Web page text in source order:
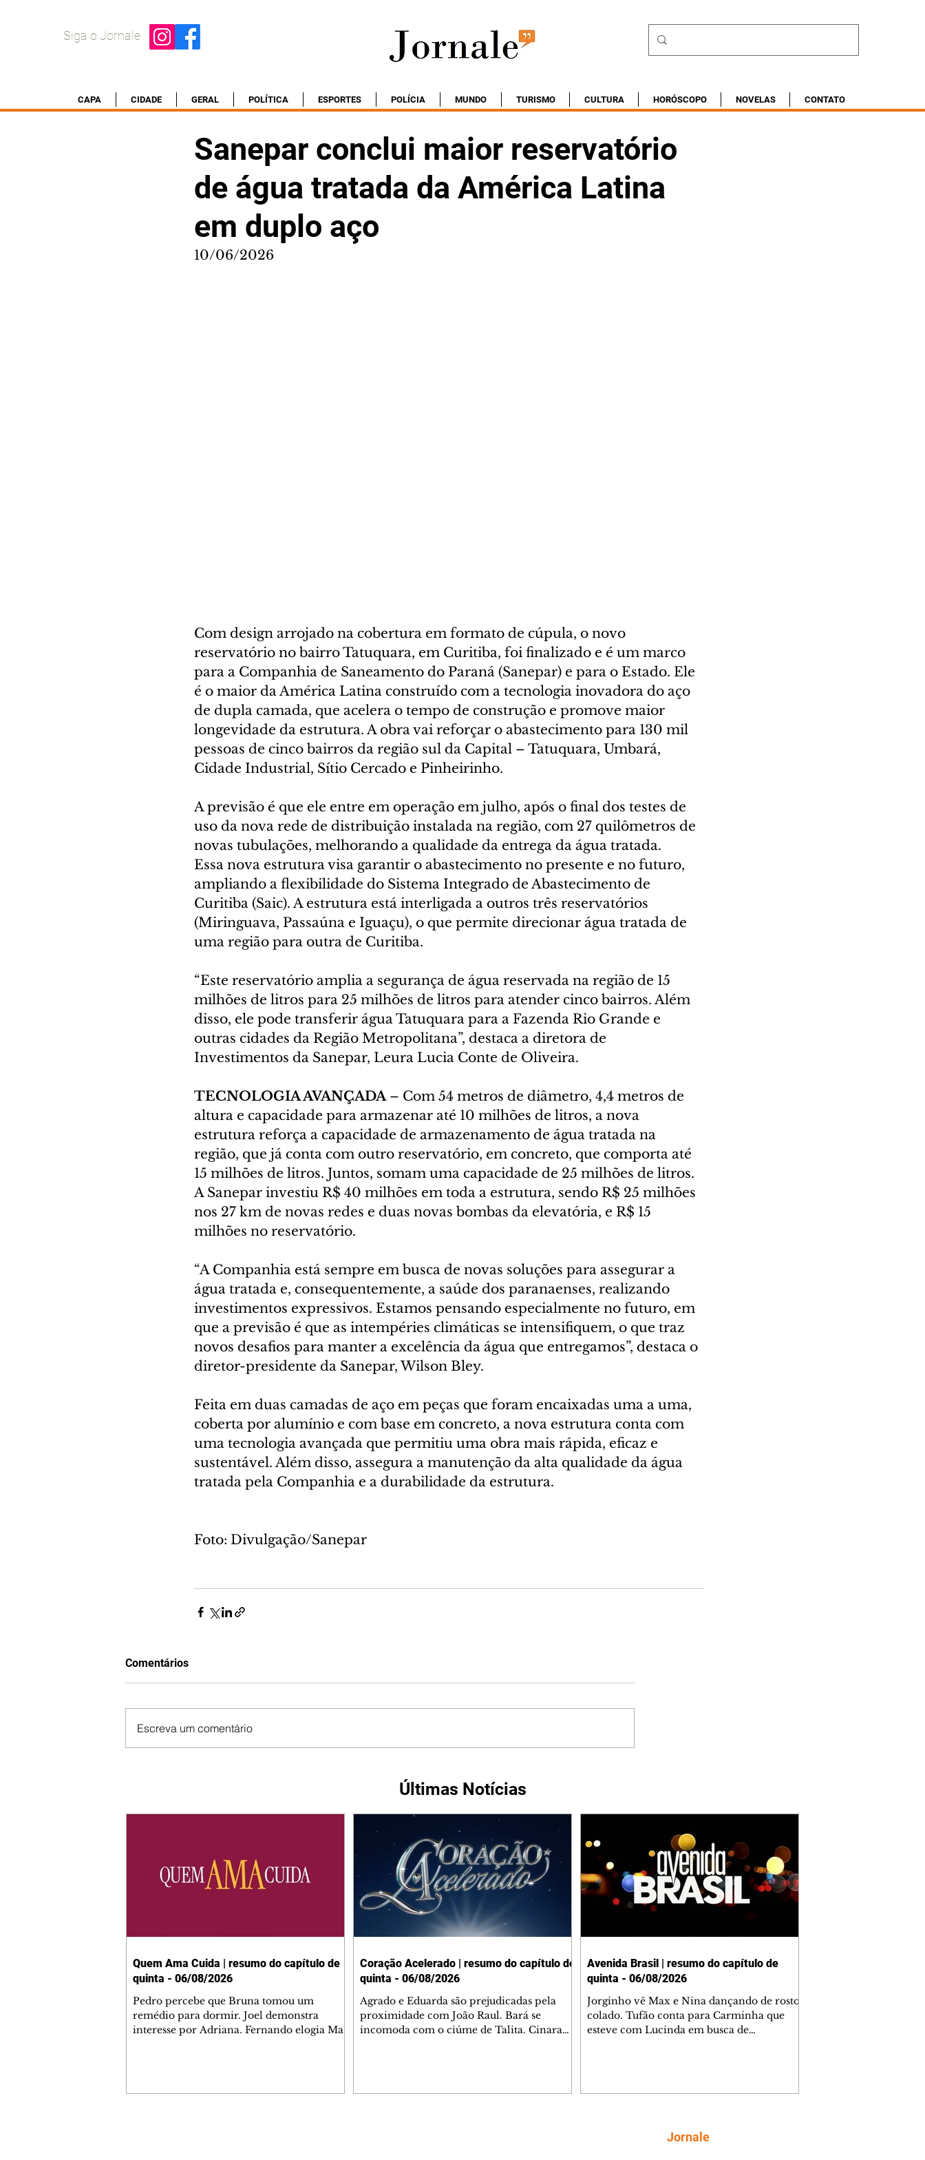
Siga o Jornale
CAPA CIDADE GERAL POLÍTICA ESPORTES POLÍCIA MUNDO TURISMO CULTURA HORÓSCOPO NOVELAS CONTATO
Sanepar conclui maior reservatório
de água tratada da América Latina
em duplo aço
10/06/2026
Com design arrojado na cobertura em formato de cúpula, o novo
reservatório no bairro Tatuquara, em Curitiba, foi finalizado e é um marco
para a Companhia de Saneamento do Paraná (Sanepar) e para o Estado. Ele
é o maior da América Latina construído com a tecnologia inovadora do aço
de dupla camada, que acelera o tempo de construção e promove maior
longevidade da estrutura. A obra vai reforçar o abastecimento para 130 mil
pessoas de cinco bairros da região sul da Capital – Tatuquara, Umbará,
Cidade Industrial, Sítio Cercado e Pinheirinho.
A previsão é que ele entre em operação em julho, após o final dos testes de
uso da nova rede de distribuição instalada na região, com 27 quilômetros de
novas tubulações, melhorando a qualidade da entrega da água tratada.
Essa nova estrutura visa garantir o abastecimento no presente e no futuro,
ampliando a flexibilidade do Sistema Integrado de Abastecimento de
Curitiba (Saic). A estrutura está interligada a outros três reservatórios
(Miringuava, Passaúna e Iguaçu), o que permite direcionar água tratada de
uma região para outra de Curitiba.
“Este reservatório amplia a segurança de água reservada na região de 15
milhões de litros para 25 milhões de litros para atender cinco bairros. Além
disso, ele pode transferir água Tatuquara para a Fazenda Rio Grande e
outras cidades da Região Metropolitana”, destaca a diretora de
Investimentos da Sanepar, Leura Lucia Conte de Oliveira.
TECNOLOGIA AVANÇADA – Com 54 metros de diâmetro, 4,4 metros de
altura e capacidade para armazenar até 10 milhões de litros, a nova
estrutura reforça a capacidade de armazenamento de água tratada na
região, que já conta com outro reservatório, em concreto, que comporta até
15 milhões de litros. Juntos, somam uma capacidade de 25 milhões de litros.
A Sanepar investiu R$ 40 milhões em toda a estrutura, sendo R$ 25 milhões
nos 27 km de novas redes e duas novas bombas da elevatória, e R$ 15
milhões no reservatório.
“A Companhia está sempre em busca de novas soluções para assegurar a
água tratada e, consequentemente, a saúde dos paranaenses, realizando
investimentos expressivos. Estamos pensando especialmente no futuro, em
que a previsão é que as intempéries climáticas se intensifiquem, o que traz
novos desafios para manter a excelência da água que entregamos”, destaca o
diretor-presidente da Sanepar, Wilson Bley.
Feita em duas camadas de aço em peças que foram encaixadas uma a uma,
coberta por alumínio e com base em concreto, a nova estrutura conta com
uma tecnologia avançada que permitiu uma obra mais rápida, eficaz e
sustentável. Além disso, assegura a manutenção da alta qualidade da água
tratada pela Companhia e a durabilidade da estrutura.
Foto: Divulgação/Sanepar
Comentários
Escreva um comentário
Últimas Notícias
Quem Ama Cuida | resumo do capítulo de
quinta - 06/08/2026
Pedro percebe que Bruna tomou um
remédio para dormir. Joel demonstra
interesse por Adriana. Fernando elogia Mau
Coração Acelerado | resumo do capítulo de
quinta - 06/08/2026
Agrado e Eduarda são prejudicadas pela
proximidade com João Raul. Bará se
incomoda com o ciúme de Talita. Cinara
Avenida Brasil | resumo do capítulo de
quinta - 06/08/2026
Jorginho vê Max e Nina dançando de rosto
colado. Tufão conta para Carminha que
esteve com Lucinda em busca de
Verônica e Noêmia perseguem Cadinho na
praia deserta. Dolores sugere que Roni peça
Jornale